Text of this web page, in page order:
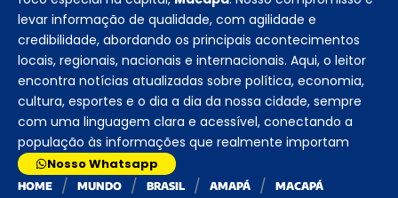
levar informação de qualidade, com agilidade e
credibilidade, abordando os principais acontecimentos
locais, regionais, nacionais e internacionais. Aqui, o leitor
encontra notícias atualizadas sobre política, economia,
cultura, esportes e o dia a dia da nossa cidade, sempre
com uma linguagem clara e acessível, conectando a
população às informações que realmente importam
Nosso Whatsapp
HOME MUNDO BRASIL AMAPÁ MACAPÁ